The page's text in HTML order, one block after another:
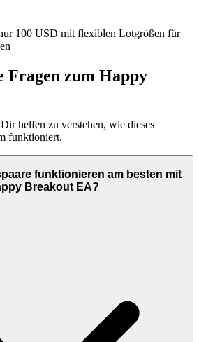
100 USD mit flexiblen Lotgrößen für
Fragen zum Happy
helfen zu verstehen, wie dieses
funktioniert.
funktionieren am besten mit
Breakout EA?